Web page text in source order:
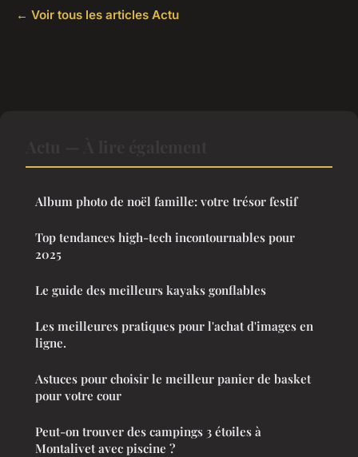
← Voir tous les articles Actu
Album photo de noël famille: votre trésor festif
Top tendances high-tech incontournables pour
2025
Le guide des meilleurs kayaks gonflables
Les meilleures pratiques pour l'achat d'images en
ligne.
Astuces pour choisir le meilleur panier de basket
pour votre cour
Peut-on trouver des campings 3 étoiles à
Montalivet avec piscine ?